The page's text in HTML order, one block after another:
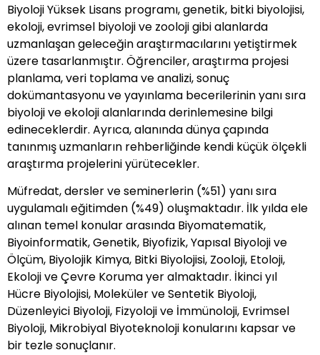
Biyoloji Yüksek Lisans programı, genetik, bitki biyolojisi,
ekoloji, evrimsel biyoloji ve zooloji gibi alanlarda
uzmanlaşan geleceğin araştırmacılarını yetiştirmek
üzere tasarlanmıştır. Öğrenciler, araştırma projesi
planlama, veri toplama ve analizi, sonuç
dokümantasyonu ve yayınlama becerilerinin yanı sıra
biyoloji ve ekoloji alanlarında derinlemesine bilgi
edineceklerdir. Ayrıca, alanında dünya çapında
tanınmış uzmanların rehberliğinde kendi küçük ölçekli
araştırma projelerini yürütecekler.
Müfredat, dersler ve seminerlerin (%51) yanı sıra
uygulamalı eğitimden (%49) oluşmaktadır. İlk yılda ele
alınan temel konular arasında Biyomatematik,
Biyoinformatik, Genetik, Biyofizik, Yapısal Biyoloji ve
Ölçüm, Biyolojik Kimya, Bitki Biyolojisi, Zooloji, Etoloji,
Ekoloji ve Çevre Koruma yer almaktadır. İkinci yıl
Hücre Biyolojisi, Moleküler ve Sentetik Biyoloji,
Düzenleyici Biyoloji, Fizyoloji ve İmmünoloji, Evrimsel
Biyoloji, Mikrobiyal Biyoteknoloji konularını kapsar ve
bir tezle sonuçlanır.